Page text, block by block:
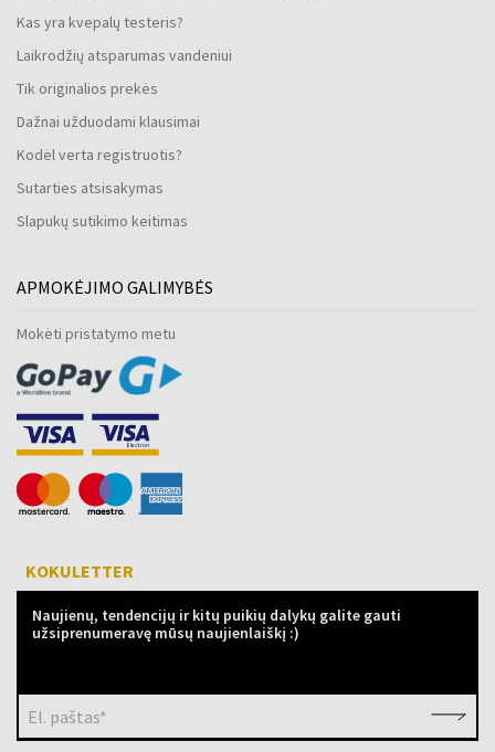
Kas yra kvepalų testeris?
Laikrodžių atsparumas vandeniui
Tik originalios prekės
Dažnai užduodami klausimai
Kodėl verta registruotis?
Sutarties atsisakymas
Slapukų sutikimo keitimas
APMOKĖJIMO GALIMYBĖS
Mokėti pristatymo metu
KOKULETTER
Naujienų, tendencijų ir kitų puikių dalykų galite gauti
užsiprenumeravę mūsų naujienlaiškį :)
El. paštas*